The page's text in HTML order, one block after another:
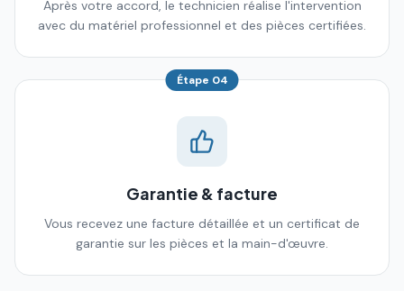
Après votre accord, le technicien réalise l'intervention
avec du matériel professionnel et des pièces certifiées.
Étape 04
Garantie & facture
Vous recevez une facture détaillée et un certificat de
garantie sur les pièces et la main-d'œuvre.